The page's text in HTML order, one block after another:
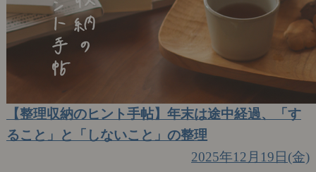
【整理収納のヒント手帖】年末は途中経過、「す
ること」と「しないこと」の整理
2025年12月19日(金)